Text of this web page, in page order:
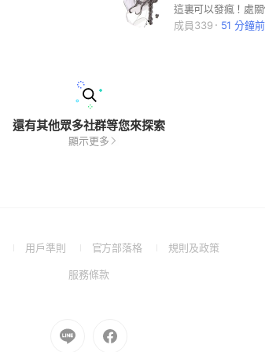
成員339
51 分鐘前
還有其他眾多社群等您來探索
顯示更多
(Open用戶準則
(Open
a
官方部落格
(Open規則及政策(Open
服務條款(Open
window)
Go
to
Go
to